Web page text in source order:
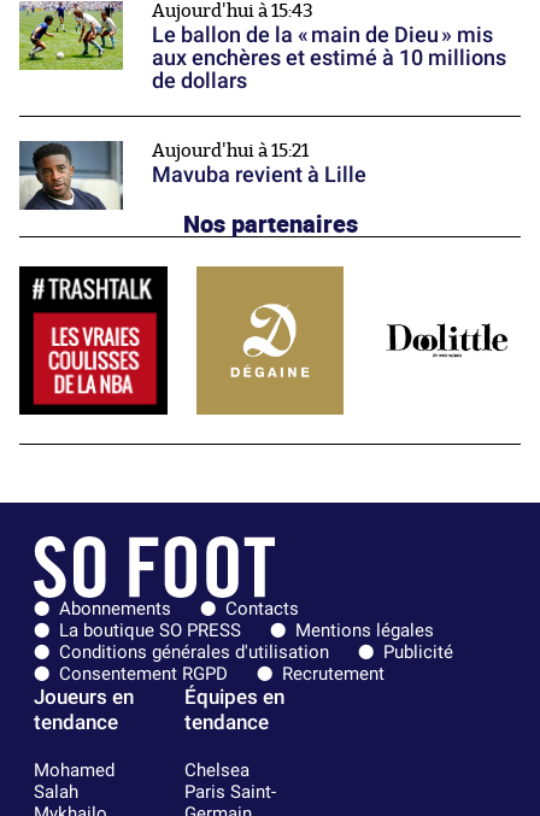
Aujourd'hui à 15:43
Le ballon de la « main de Dieu » mis
aux enchères et estimé à 10 millions
de dollars
Aujourd'hui à 15:21
Mavuba revient à Lille
Nos partenaires
Abonnements
Contacts
La boutique SO PRESS
Mentions légales
Conditions générales d'utilisation
Publicité
Consentement RGPD
Recrutement
Joueurs en
tendance
Mohamed
Salah
Équipes en
tendance
Chelsea
Paris Saint-